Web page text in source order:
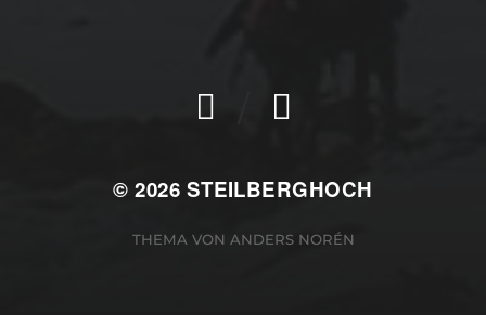
© 2026 STEILBERGHOCH
THEMA VON ANDERS NORÉN